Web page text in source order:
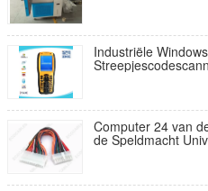
Industriële
Computer 24 van
de Speldmacht